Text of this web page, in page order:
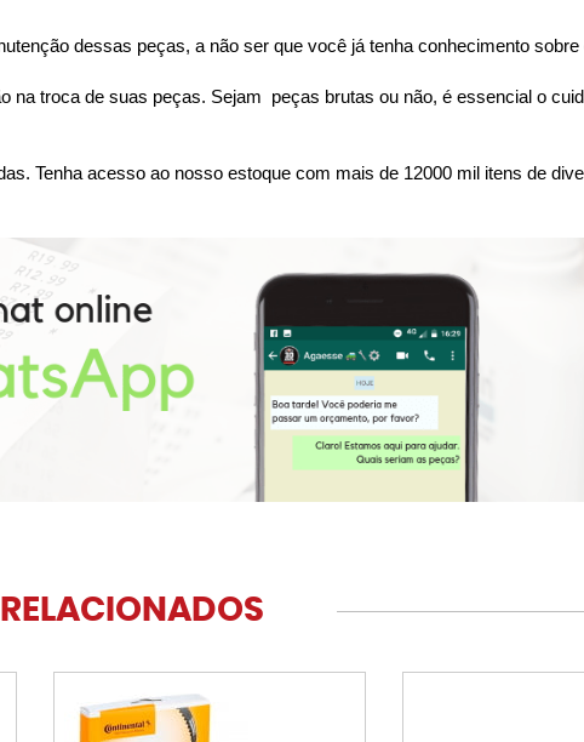
dessas peças, a não ser que você já tenha conhecimento sobre
troca de suas peças. Sejam  peças brutas ou não, é essencial o
Tenha acesso ao nosso estoque com mais de 12000 mil itens de